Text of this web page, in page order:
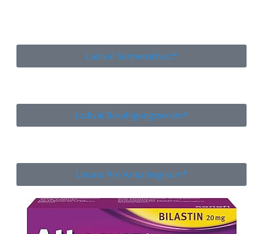
Ladival Sonnenschutz*
Ladival Beruhigungsserum*
Lorano Pro Antiallergikum*